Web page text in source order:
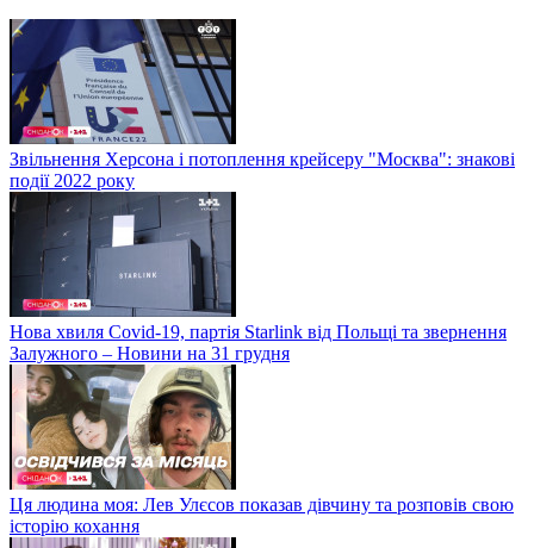
Звільнення Херсона і потоплення крейсеру "Москва": знакові
події 2022 року
Нова хвиля Covid-19, партія Starlink від Польщі та звернення
Залужного – Новини на 31 грудня
Ця людина моя: Лев Улєсов показав дівчину та розповів свою
історію кохання